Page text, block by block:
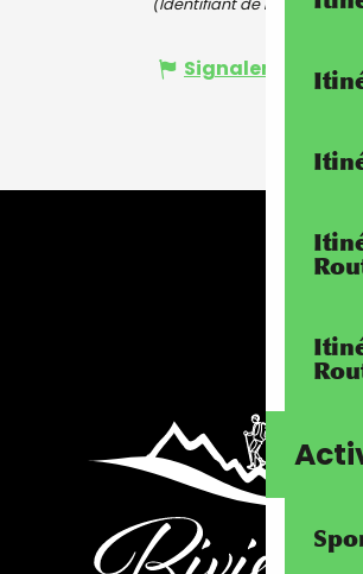
(Identifiant de l'offre :
Signaler une